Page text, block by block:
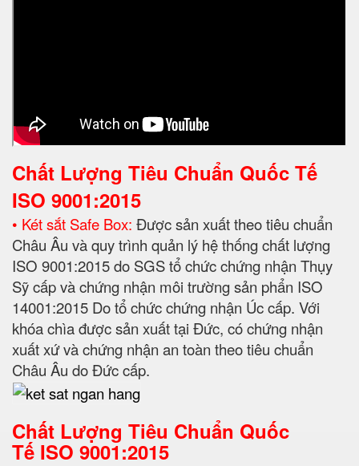
Chất Lượng Tiêu Chuẩn Quốc Tế
ISO 9001:2015
• Két sắt Safe Box: Được sản xuất theo tiêu chuẩn
Châu Âu và quy trình quản lý hệ thống chất lượng
ISO 9001:2015 do SGS tổ chức chứng nhận Thụy
Sỹ cấp và chứng nhận môi trường sản phẩn ISO
14001:2015 Do tổ chức chứng nhận Úc cấp. Với
khóa chìa được sản xuất tại Đức, có chứng nhận
xuất xứ và chứng nhận an toàn theo tiêu chuẩn
Châu Âu do Đức cấp.
Chất Lượng Tiêu Chuẩn Quốc
Tế ISO 9001:2015